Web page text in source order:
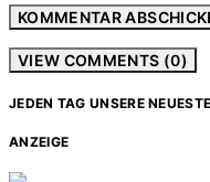
VIEW COMMENTS (0)
JEDEN TAG UNSERE
ANZEIGE